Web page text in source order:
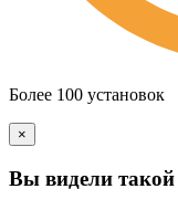
Более 100 установок
×
Вы видели такой